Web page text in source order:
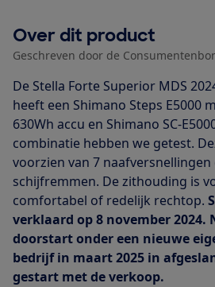
Over dit product
Geschreven door de
De Stella Forte Superior MDS
heeft een Shimano Steps E5000
630Wh accu en Shimano SC-
combinatie hebben we getest.
voorzien van 7
schijfremmen. De zithouding is
comfortabel of redelijk rechtop.
verklaard op 8 november 2024.
doorstart onder een nieuwe
bedrijf in maart 2025 in
gestart met de verkoop.